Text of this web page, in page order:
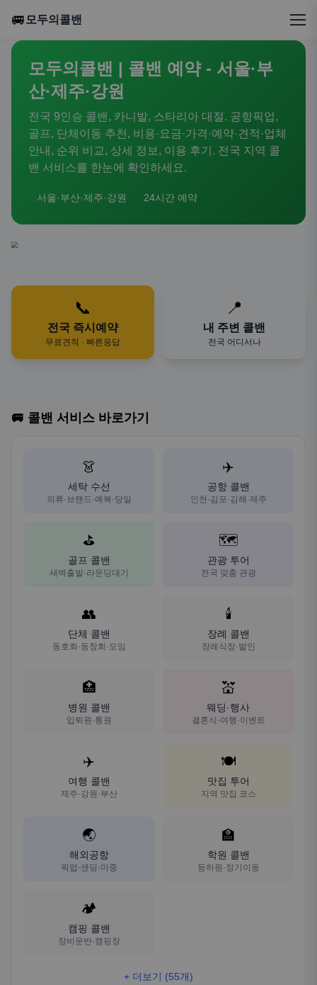
🚐 모두의콜밴
모두의콜밴 | 콜밴 예약 - 서울·부
산·제주·강원
전국 9인승 콜밴, 카니발, 스타리아 대절. 공항픽업,
골프, 단체이동 추천, 비용·요금·가격·예약·견적·업체
안내, 순위 비교, 상세 정보, 이용 후기. 전국 지역 콜
밴 서비스를 한눈에 확인하세요.
서울·부산·제주·강원 24시간 예약
📞
전국 즉시예약
무료견적 · 빠른응답
📍
내 주변 콜밴
전국 어디서나
🚐 콜밴 서비스 바로가기
👗
세탁 수선
의류·브랜드·예복·당일
✈️
공항 콜밴
인천·김포·김해·제주
⛳
골프 콜밴
새벽출발·라운딩대기
🗺️
관광 투어
전국 맞춤 관광
👥
단체 콜밴
동호회·동창회·모임
🕯️
장례 콜밴
장례식장·발인
🏥
병원 콜밴
입퇴원·통원
💒
웨딩·행사
결혼식·여행·이벤트
✈️
여행 콜밴
제주·강원·부산
🍽️
맛집 투어
지역 맛집 코스
🌏
해외공항
픽업·샌딩·마중
🏫
학원 콜밴
등하원·정기이동
🏕️
캠핑 콜밴
장비운반·캠핑장
+ 더보기 (55개)